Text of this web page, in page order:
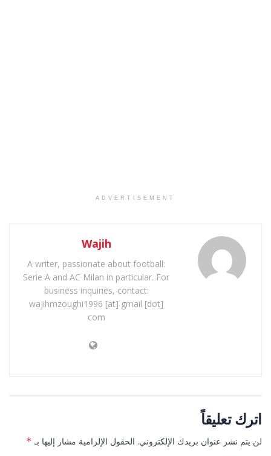
ADVERTISEMENT
Wajih
A writer, passionate about football:
Serie A and AC Milan in particular. For
business inquiries, contact:
wajihmzoughi1996 [at] gmail [dot]
com
اترك تعليقاً
لن يتم نشر عنوان بريدك الإلكتروني. الحقول الإلزامية مشار إليها بـ *